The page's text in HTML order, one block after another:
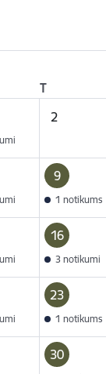
T
2
9
1 notikums
16
3 notikumi
23
1 notikums
30